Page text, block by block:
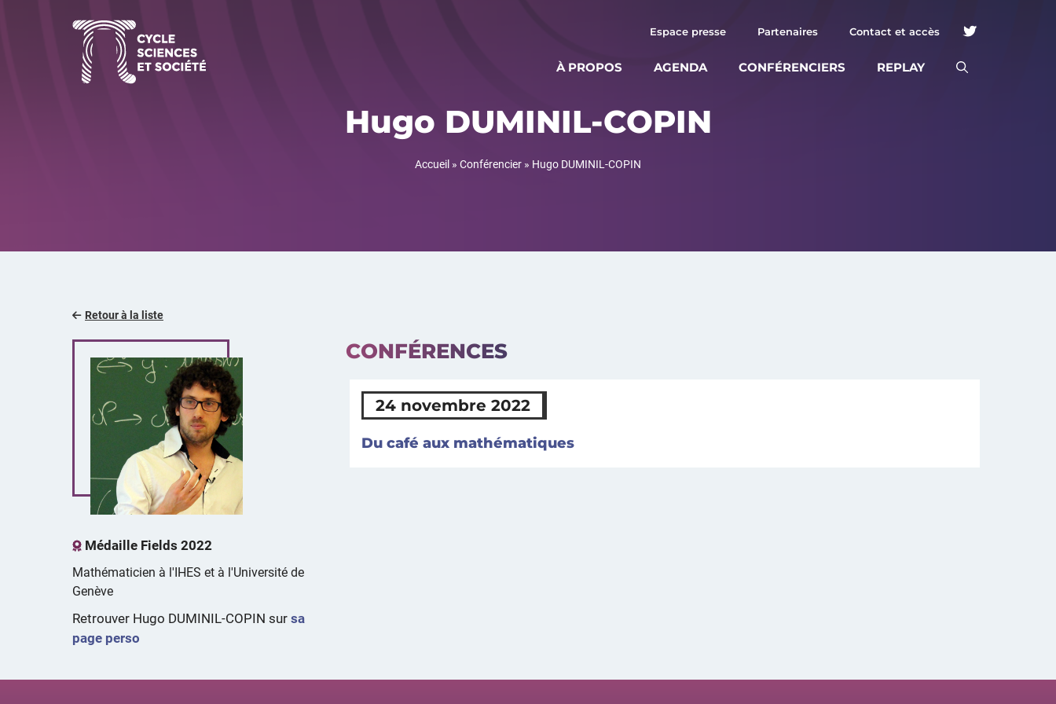
À PROPOS AGENDA CONFÉRENCIERS REPLAY
Espace presse Partenaires Contact et accès
Hugo DUMINIL-COPIN
Accueil » Conférencier » Hugo DUMINIL-COPIN
Retour à la liste
Médaille Fields 2022
Mathématicien à l'IHES et à l'Université de
Genève
Retrouver Hugo DUMINIL-COPIN sur sa
page perso
CONFÉRENCES
24 novembre 2022
Du café aux mathématiques